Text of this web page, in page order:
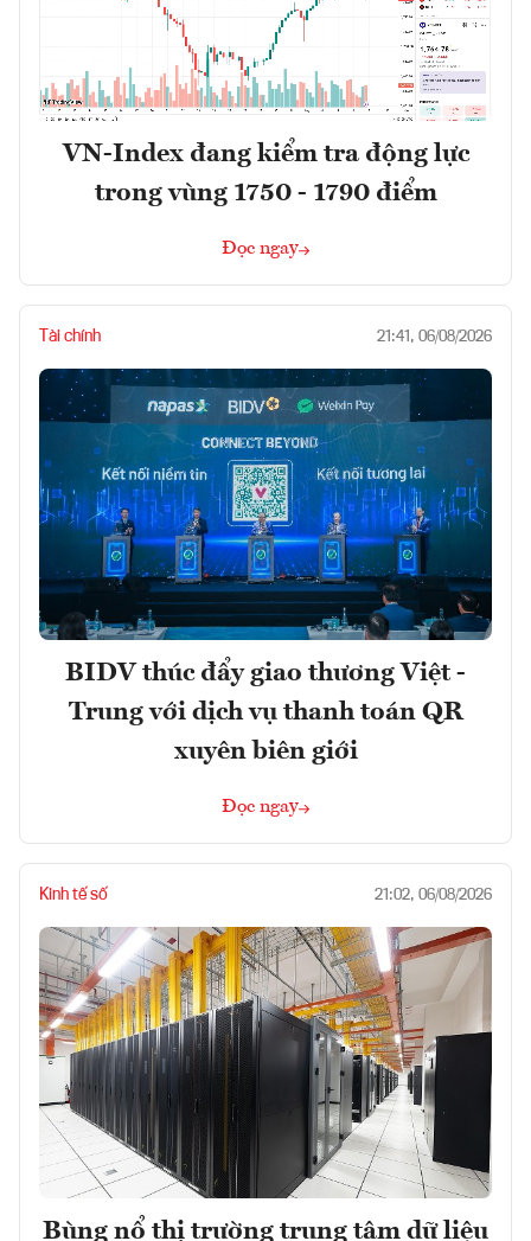
VN-Index đang kiểm tra động lực
trong vùng 1750 - 1790 điểm
Đọc ngay
Tài chính 21:41, 06/08/2026
BIDV thúc đẩy giao thương Việt -
Trung với dịch vụ thanh toán QR
xuyên biên giới
Đọc ngay
Kinh tế số 21:02, 06/08/2026
Bùng nổ thị trường trung tâm dữ liệu